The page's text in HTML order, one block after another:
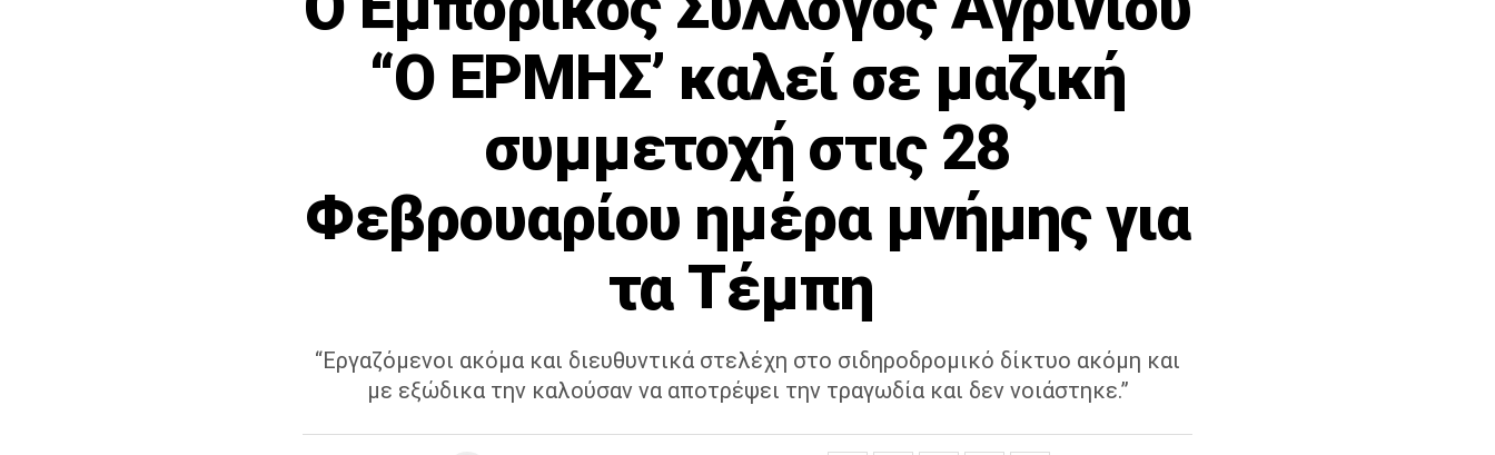
“Ο ΕΡΜΗΣ’ καλεί σε μαζική
συμμετοχή στις 28
Φεβρουαρίου ημέρα μνήμης για
τα Τέμπη
“Εργαζόμενοι ακόμα και διευθυντικά στελέχη στο σιδηροδρομικό δίκτυο ακόμη και
με εξώδικα την καλούσαν να αποτρέψει την τραγωδία και δεν νοιάστηκε.”